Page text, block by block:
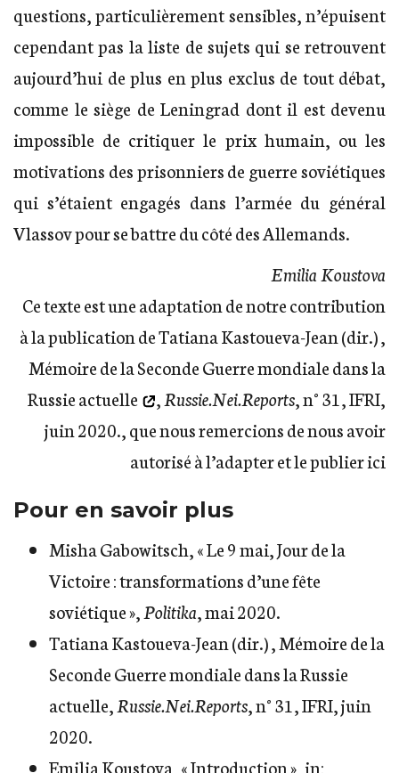
questions, particulièrement sensibles, n’épuisent
cependant pas la liste de sujets qui se retrouvent
aujourd’hui de plus en plus exclus de tout débat,
comme le siège de Leningrad dont il est devenu
impossible de critiquer le prix humain, ou les
motivations des prisonniers de guerre soviétiques
qui s’étaient engagés dans l’armée du général
Vlassov pour se battre du côté des Allemands.
Emilia Koustova
Ce texte est une adaptation de notre contribution
à la publication de Tatiana Kastoueva-Jean (dir.) ,
Mémoire de la Seconde Guerre mondiale dans la
Russie actuelle
, Russie.Nei.Reports, n° 31, IFRI,
juin 2020., que nous remercions de nous avoir
autorisé à l’adapter et le publier ici
Pour en savoir plus
Misha Gabowitsch,« Le 9 mai, Jour de la
Victoire : transformations d’une fête
soviétique », Politika, mai 2020.
Tatiana Kastoueva-Jean (dir.) ,Mémoire de la
Seconde Guerre mondiale dans la Russie
actuelle, Russie.Nei.Reports, n° 31, IFRI, juin
2020.
Emilia Koustova, « Introduction », in: